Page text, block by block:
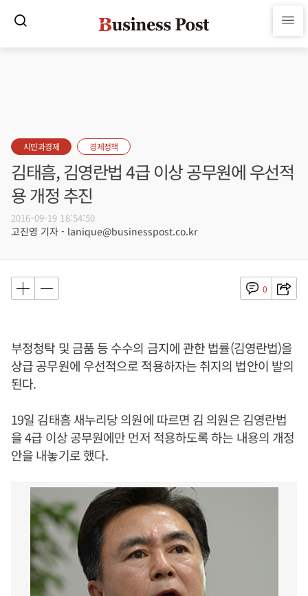
시민과경제 경제정책
김태흠, 김영란법 4급 이상 공무원에 우선적
용 개정 추진
2016-09-19 18:54:50
고진영 기자 - lanique@businesspost.co.kr
0
부정청탁 및 금품 등 수수의 금지에 관한 법률(김영란법)을
상급 공무원에 우선적으로 적용하자는 취지의 법안이 발의
된다.
19일 김태흠 새누리당 의원에 따르면 김 의원은 김영란법
을 4급 이상 공무원에만 먼저 적용하도록 하는 내용의 개정
안을 내놓기로 했다.